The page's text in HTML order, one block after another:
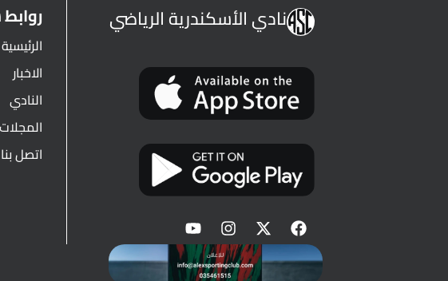
نادي الأسكندرية الرياضي
الرئيسية
الاخبار
النادي
المجلات
اتصل بنا